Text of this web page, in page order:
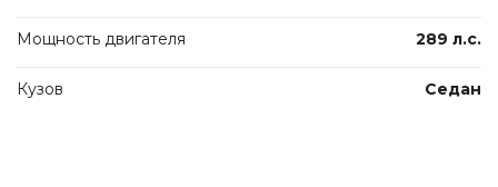
Мощность двигателя 289 л.с.
Кузов Седан